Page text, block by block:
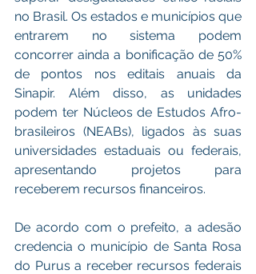
no Brasil. Os estados e municípios que
entrarem no sistema podem
concorrer ainda a bonificação de 50%
de pontos nos editais anuais da
Sinapir. Além disso, as unidades
podem ter Núcleos de Estudos Afro-
brasileiros (NEABs), ligados às suas
universidades estaduais ou federais,
apresentando projetos para
receberem recursos financeiros.
De acordo com o prefeito, a adesão
credencia o município de Santa Rosa
do Purus a receber recursos federais